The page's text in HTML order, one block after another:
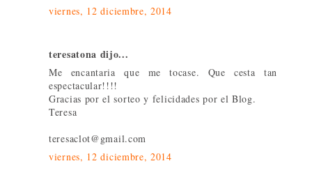
viernes, 12 diciembre, 2014
teresatona dijo...
Me encantaria que me tocase. Que cesta tan
espectacular!!!!
Gracias por el sorteo y felicidades por el Blog.
Teresa
teresaclot@gmail.com
viernes, 12 diciembre, 2014